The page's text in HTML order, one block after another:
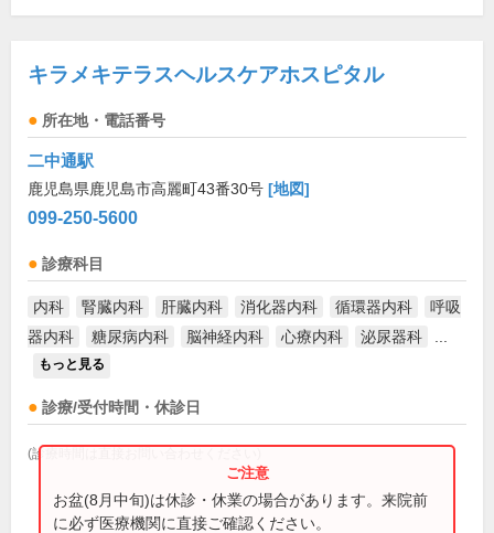
キラメキテラスヘルスケアホスピタル
所在地・電話番号
二中通駅
鹿児島県鹿児島市高麗町43番30号 [地図]
099-250-5600
診療科目
内科 腎臓内科 肝臓内科 消化器内科 循環器内科
呼吸
器内科
糖尿病内科 脳神経内科 心療内科 泌尿器科
もっと見る
診療/受付時間・休診日
(診療時間は直接お問い合わせください)
お盆(8月中旬)は休診・休業の場合があります。来院前
に必ず医療機関に直接ご確認ください。